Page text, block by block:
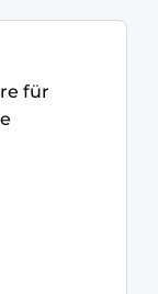
- 20 Jahre
für